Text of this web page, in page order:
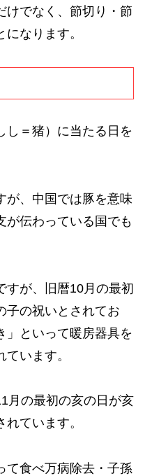
けでなく、節切り・節
なります。
し＝猪）に当たる日を
が、中国では豚を意味
が伝わっている国でも
すが、旧暦10月の最初
子の祝いとされてお
」といって暖房器具を
います。
月の最初の亥の日が亥
ています。
て食べ万病除去・子孫